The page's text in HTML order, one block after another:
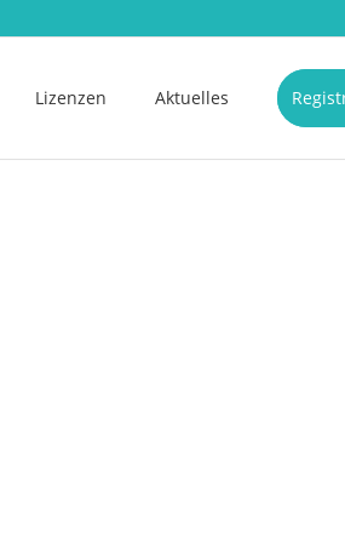
Lizenzen Aktuelles